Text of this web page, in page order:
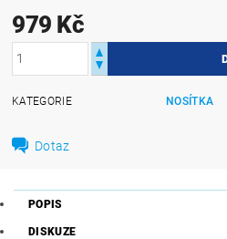
979 Kč
KATEGORIE NOSÍTKA
Dotaz
POPIS
DISKUZE